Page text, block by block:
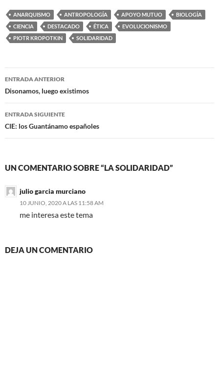
ANARQUISMO ANTROPOLOGÍA APOYO MUTUO
BIOLOGÍA
CIENCIA
DESTACADO ÉTICA
EVOLUCIONISMO
PIOTR KROPOTKIN
SOLIDARIDAD
Navegación
de
entradas
ENTRADA ANTERIOR
Disonamos, luego existimos
ENTRADA SIGUIENTE
CIE: los Guantánamo españoles
UN COMENTARIO SOBRE “LA SOLIDARIDAD”
julio garcia murciano
10 JUNIO, 2020 A LAS 11:58 AM
me interesa este tema
DEJA UN COMENTARIO